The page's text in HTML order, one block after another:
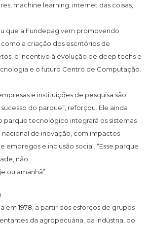
machine learning, internet das coisas,
que a Fundepag vem promovendo
a criação dos escritórios de
o incentivo à evolução de deep techs e
e o futuro Centro de Computação.
e instituições de pesquisa são
do parque”, reforçou. Ele ainda
parque tecnológico integrará os sistemas
nacional de inovação, com impactos
empregos e inclusão social. “Esse parque
não
ou amanhã”.
em 1978, a partir dos esforços de grupos
da agropecuária, da indústria, do